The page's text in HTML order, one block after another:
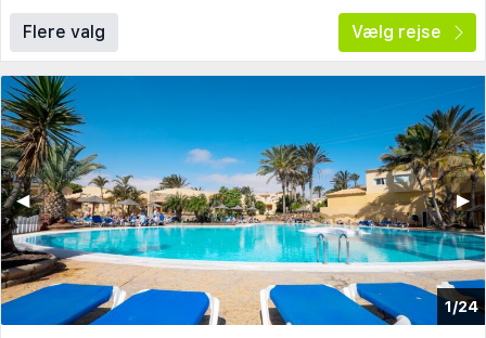
Flere valg Vælg rejse
1/24
▶︎
◀︎